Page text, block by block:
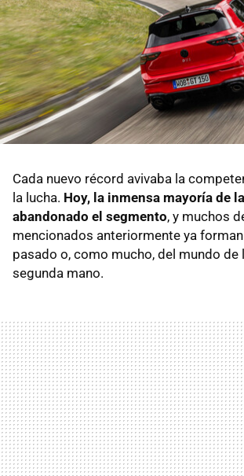
Cada nuevo récord avivaba la
la lucha. Hoy, la inmensa mayoría de
abandonado el segmento, y muchos
mencionados anteriormente ya
pasado o, como mucho, del mundo de
segunda mano.